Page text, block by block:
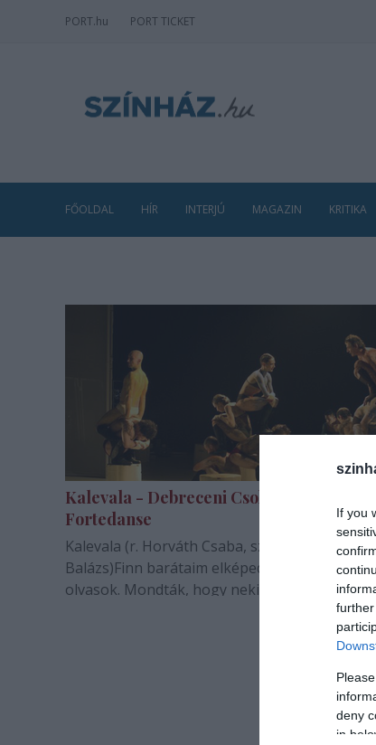
If you
deny
in
PORT.hu PORT TICKET
FŐOLDAL HÍR INTERJÚ MAGAZIN KRITIKA
Kalevala - Debreceni Csokonai Színház,
Fortedanse
Kalevala (r. Horváth Csaba, szöveg: Szálinger
Balázs)Finn barátaim elképedve látták, hogy
olvasok. Mondták, hogy nekik Lönnrot
nagyon nehezen érthető és milyen jó nekünk,
magyaroknak, hogy van több fordításunk és
kedvtelésből olvasgatjuk. Ám Szálinger Balázs